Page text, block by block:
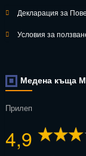
Декларация за
Условия за
Медена къща
Прилеп
4,9